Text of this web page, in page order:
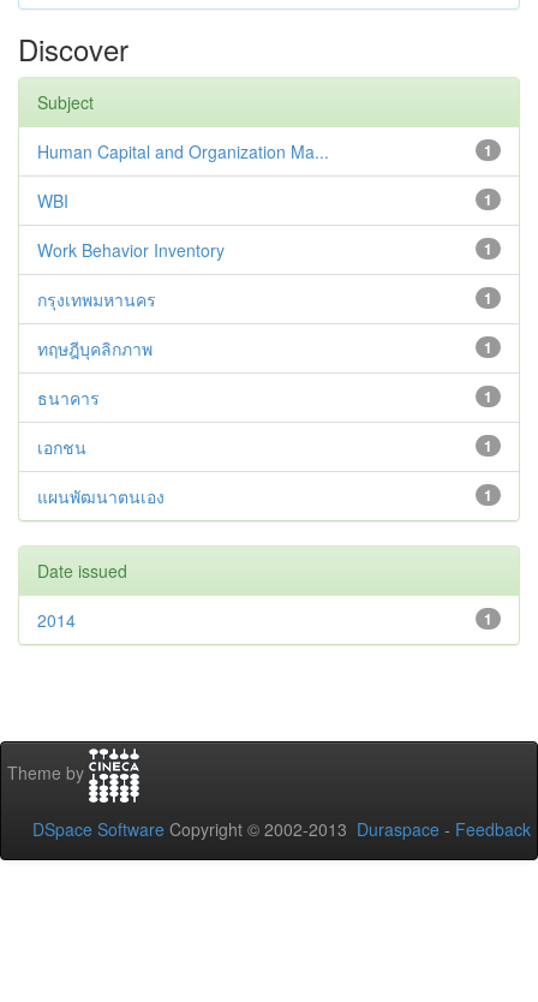
Discover
Subject
1
Human Capital and Organization Ma...
1
WBI
1
Work Behavior Inventory
1
กรุงเทพมหานคร
1
ทฤษฎีบุคลิกภาพ
1
ธนาคาร
1
เอกชน
1
แผนพัฒนาตนเอง
Date issued
1
2014
Theme by
DSpace Software Copyright © 2002-2013 Duraspace - Feedback